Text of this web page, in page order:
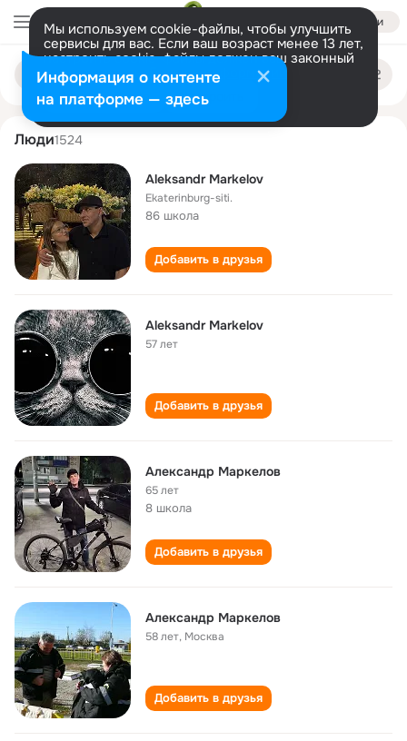
Войти
Мы используем cookie-файлы, чтобы улучшить
сервисы для вас. Если ваш возраст менее 13 лет,
настроить cookie-файлы должен ваш законный
представитель. Больше информации
Разрешить все Настроить
Поиск
людям
aleksandr markelov
Люди1524
Aleksandr Markelov
Ekaterinburg-siti.
86 школа
Добавить в друзья
Aleksandr Markelov
57 лет
Добавить в друзья
Александр Маркелов
65 лет
8 школа
Добавить в друзья
Александр Маркелов
58 лет, Москва
Добавить в друзья
Информация о контенте
на платформе — здесь